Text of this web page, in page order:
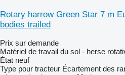
Rotary harrow Green Star 7 m
bodies trailed
Prix sur demande
Matériel de travail du sol - herse
État neuf
Type pour tracteur Écartement des